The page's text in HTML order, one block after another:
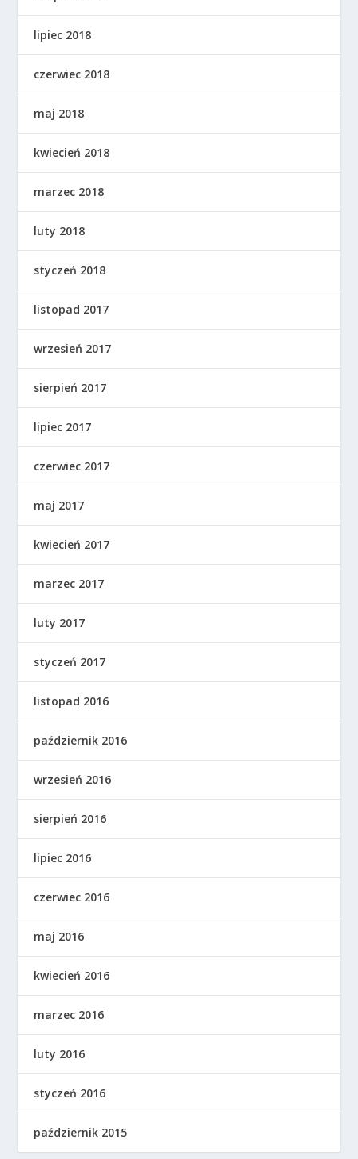
lipiec 2018
czerwiec 2018
maj 2018
kwiecień 2018
marzec 2018
luty 2018
styczeń 2018
listopad 2017
wrzesień 2017
sierpień 2017
lipiec 2017
czerwiec 2017
maj 2017
kwiecień 2017
marzec 2017
luty 2017
styczeń 2017
listopad 2016
październik 2016
wrzesień 2016
sierpień 2016
lipiec 2016
czerwiec 2016
maj 2016
kwiecień 2016
marzec 2016
luty 2016
styczeń 2016
październik 2015